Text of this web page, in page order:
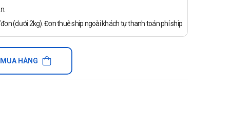
(dưới 2kg). Đơn thuê ship ngoài khách tự thanh toán phí ship
HÀNG